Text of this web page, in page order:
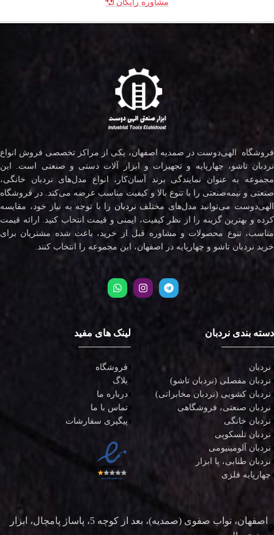
مشاوره رایگان
فروشگاه الهی‌دوست در صمدیه اصفهان، یکی از مراکز تخصصی فروش انواع
نردبان تاشو، چهارپایه و تجهیزات و ابزار آلات دستی و صنعتی است. این
مجموعه به عنوان نمایندگی برند آسان‌کار، انواع مدل‌های نردبان خانگی،
صنعتی و نیمه‌صنعتی را با تنوع بالا و کیفیت مناسب عرضه می‌کند. در فروشگاه
الهی‌دوست می‌توانید مدل‌های مختلف نردبان را با توجه به نیاز خود، مقایسه
کرده و بهترین گزینه را از نظر کیفیت، ایمنی و قیمت انتخاب کنید. ارائه قیمت
مناسب، تنوع محصولات و مشاوره قبل از خرید، باعث شده مشتریان برای
خرید نردبان تاشو و چهارپایه در اصفهان، این مجموعه را انتخاب کنند.
دسته بندی نردبان
نردبان
نردبان مفصلی (نردبان تاشو)
نردبان کشویی (نردبان مخابراتی)
نردبان صنعتی، فروشگاهی
نردبان خانگی
نردبان تلسکوپی
نردبان آلومینیومی
نردبان طنابی، پا ابزار
چهارپایه فلزی
لینک های مفید
فروشگاه
بلاگ
درباره ما
تماس با ما
پیگیری سفارشات
اصفهان، نواب صفوی (صمدیه)، بعد از کوچه 5، پاساژ پامچال، ابزار